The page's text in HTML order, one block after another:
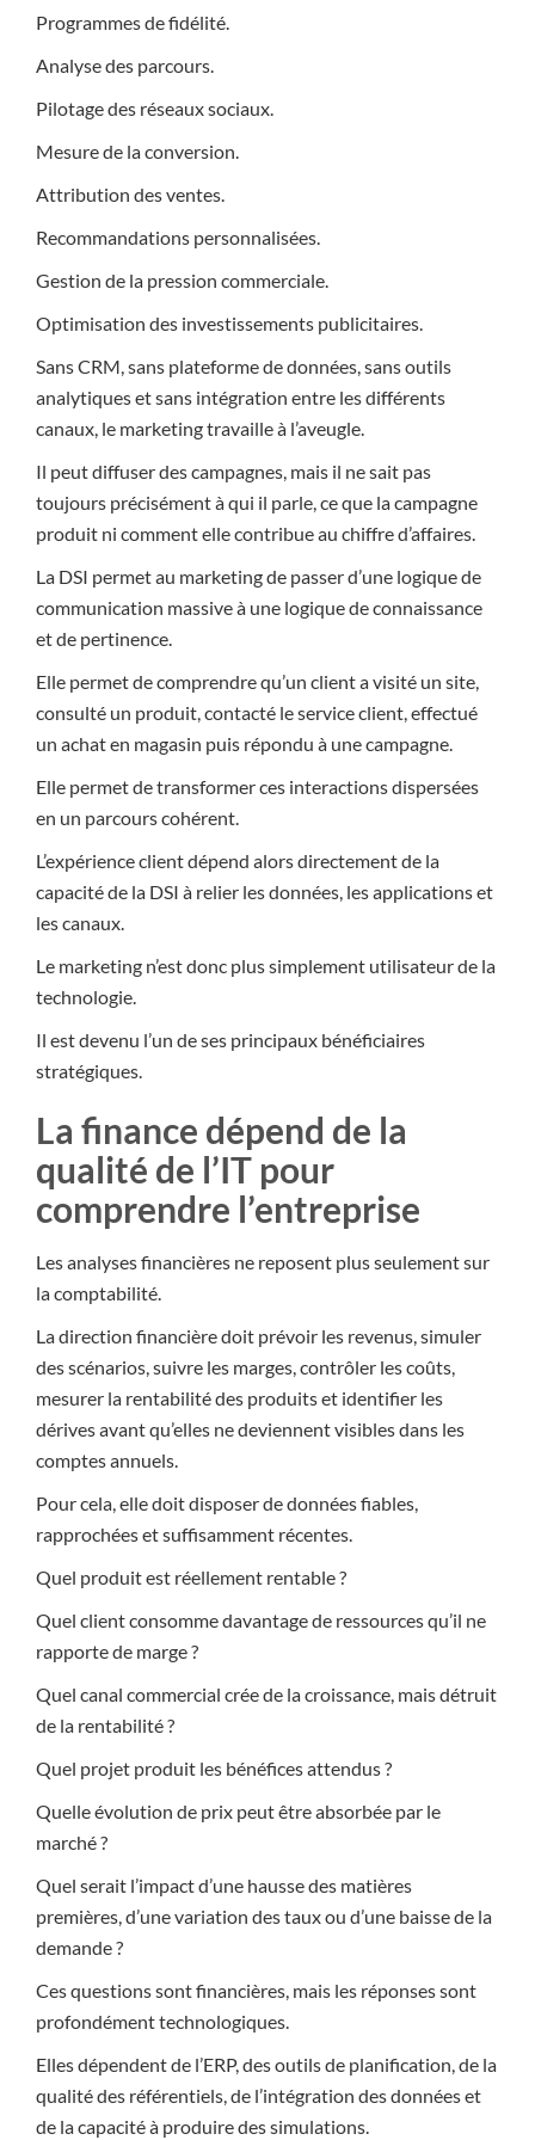
Programmes de fidélité.
Analyse des parcours.
Pilotage des réseaux sociaux.
Mesure de la conversion.
Attribution des ventes.
Recommandations personnalisées.
Gestion de la pression commerciale.
Optimisation des investissements publicitaires.
Sans CRM, sans plateforme de données, sans outils
analytiques et sans intégration entre les différents
canaux, le marketing travaille à l’aveugle.
Il peut diffuser des campagnes, mais il ne sait pas
toujours précisément à qui il parle, ce que la campagne
produit ni comment elle contribue au chiffre d’affaires.
La DSI permet au marketing de passer d’une logique de
communication massive à une logique de connaissance
et de pertinence.
Elle permet de comprendre qu’un client a visité un site,
consulté un produit, contacté le service client, effectué
un achat en magasin puis répondu à une campagne.
Elle permet de transformer ces interactions dispersées
en un parcours cohérent.
L’expérience client dépend alors directement de la
capacité de la DSI à relier les données, les applications et
les canaux.
Le marketing n’est donc plus simplement utilisateur de la
technologie.
Il est devenu l’un de ses principaux bénéficiaires
stratégiques.
La finance dépend de la
qualité de l’IT pour
comprendre l’entreprise
Les analyses financières ne reposent plus seulement sur
la comptabilité.
La direction financière doit prévoir les revenus, simuler
des scénarios, suivre les marges, contrôler les coûts,
mesurer la rentabilité des produits et identifier les
dérives avant qu’elles ne deviennent visibles dans les
comptes annuels.
Pour cela, elle doit disposer de données fiables,
rapprochées et suffisamment récentes.
Quel produit est réellement rentable ?
Quel client consomme davantage de ressources qu’il ne
rapporte de marge ?
Quel canal commercial crée de la croissance, mais détruit
de la rentabilité ?
Quel projet produit les bénéfices attendus ?
Quelle évolution de prix peut être absorbée par le
marché ?
Quel serait l’impact d’une hausse des matières
premières, d’une variation des taux ou d’une baisse de la
demande ?
Ces questions sont financières, mais les réponses sont
profondément technologiques.
Elles dépendent de l’ERP, des outils de planification, de la
qualité des référentiels, de l’intégration des données et
de la capacité à produire des simulations.